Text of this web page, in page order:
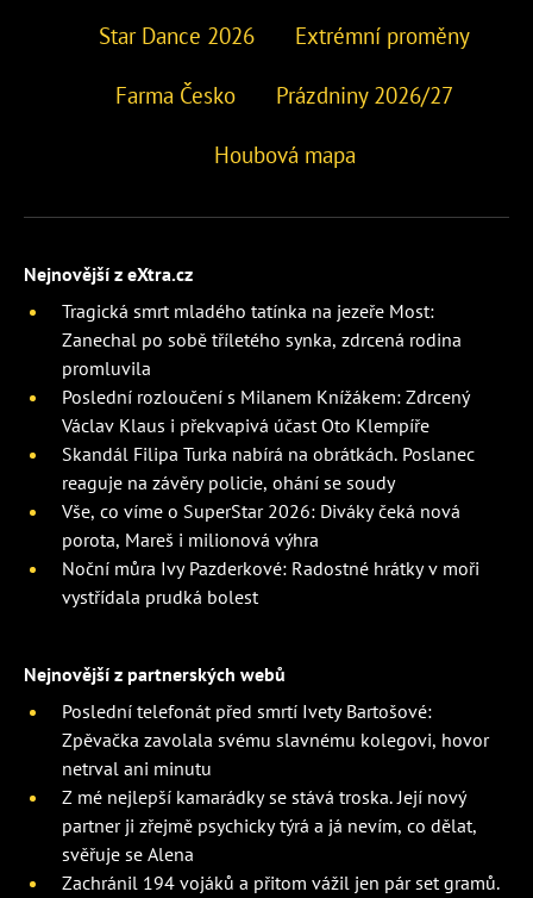
Star Dance 2026 Extrémní proměny
Farma Česko Prázdniny 2026/27
Houbová mapa
Nejnovější z eXtra.cz
Tragická smrt mladého tatínka na jezeře Most:
Zanechal po sobě tříletého synka, zdrcená rodina
promluvila
Poslední rozloučení s Milanem Knížákem: Zdrcený
Václav Klaus i překvapivá účast Oto Klempíře
Skandál Filipa Turka nabírá na obrátkách. Poslanec
reaguje na závěry policie, ohání se soudy
Vše, co víme o SuperStar 2026: Diváky čeká nová
porota, Mareš i milionová výhra
Noční můra Ivy Pazderkové: Radostné hrátky v moři
vystřídala prudká bolest
Nejnovější z partnerských webů
Poslední telefonát před smrtí Ivety Bartošové:
Zpěvačka zavolala svému slavnému kolegovi, hovor
netrval ani minutu
Z mé nejlepší kamarádky se stává troska. Její nový
partner ji zřejmě psychicky týrá a já nevím, co dělat,
svěřuje se Alena
Zachránil 194 vojáků a přitom vážil jen pár set gramů.